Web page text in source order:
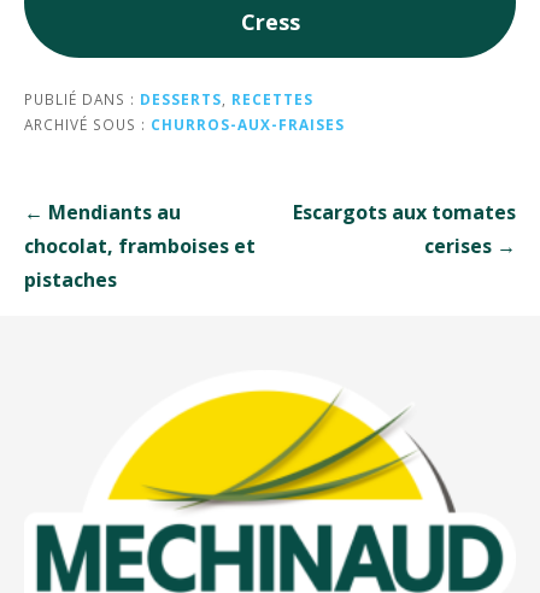
Cress
PUBLIÉ DANS : DESSERTS, RECETTES
ARCHIVÉ SOUS : CHURROS-AUX-FRAISES
Navigation
de
l’article
← Mendiants au
chocolat, framboises et
pistaches
Escargots aux tomates
cerises →